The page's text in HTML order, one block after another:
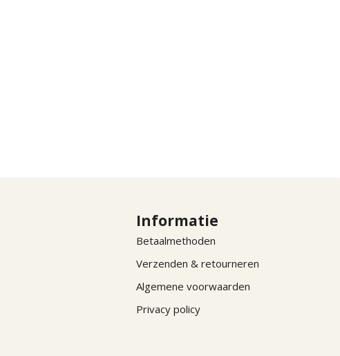
Informatie
Betaalmethoden
Verzenden & retourneren
Algemene voorwaarden
Privacy policy